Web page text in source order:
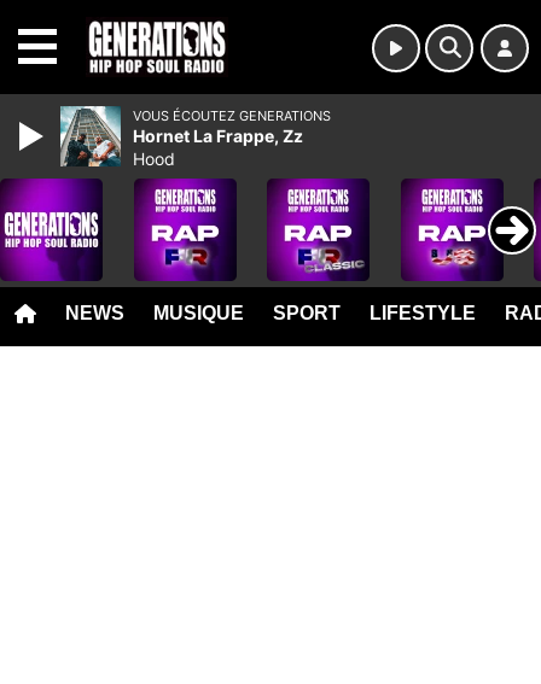
NEWS MUSIQUE SPORT LIFESTYLE
VOUS ÉCOUTEZ GENERATIONS
Hornet La Frappe, Zz
Hood